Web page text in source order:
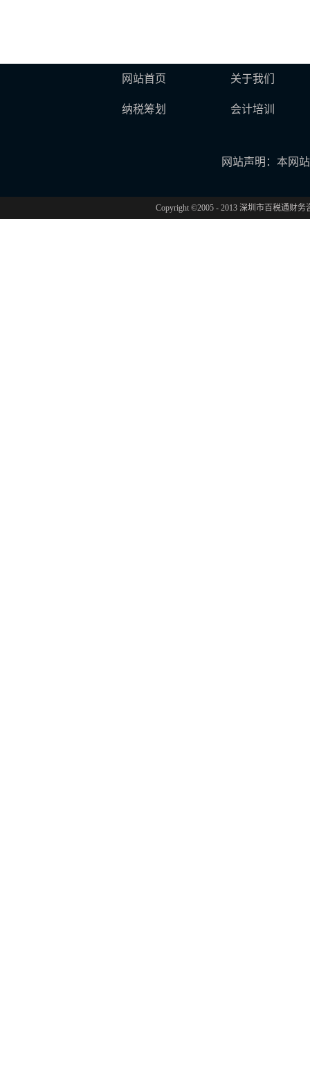
网站首页 关于我们
纳税筹划 会计培训
网站声明：本网
Copyright ©2005 - 2013 深圳市百税通财务